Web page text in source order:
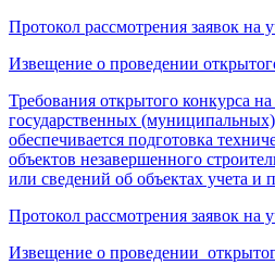
Протокол рассмотрения заявок на
Извещение о проведении
Требования открытого конкурса
государственных
обеспечивается подготовка
объектов незавершенного
или сведений об объектах учета и
Протокол рассмотрения заявок на
Извещение о проведении